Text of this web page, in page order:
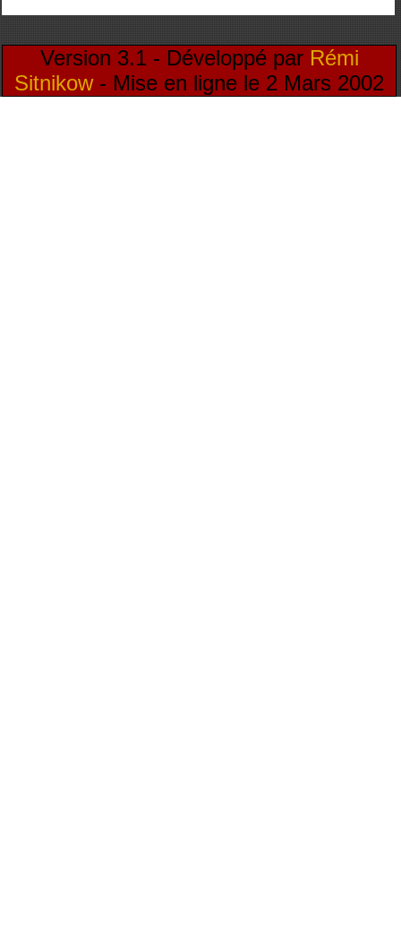
Version 3.1 - Développé par Rémi
Sitnikow- Mise en ligne le 2 Mars 2002